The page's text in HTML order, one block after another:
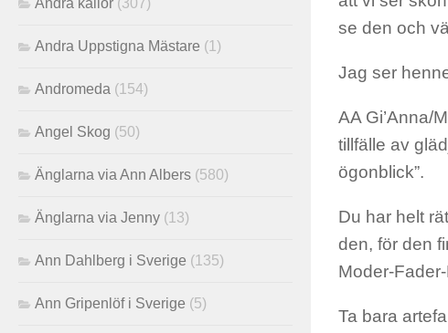
se den och
Jag ser
AA Gi’Anna/
tillfälle av
ögonblick”.
Du har helt
den, för den
Moder-
Ta bara
Andra Uppstigna Mästare (1)
Andromeda (154)
Angel Skog (50)
Änglarna via Ann Albers (580)
Änglarna via Jenny (13)
Ann Dahlberg i Sverige (135)
Ann Gripenlöf i Sverige (5)